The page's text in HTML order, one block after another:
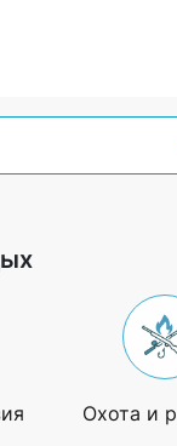
Охота и